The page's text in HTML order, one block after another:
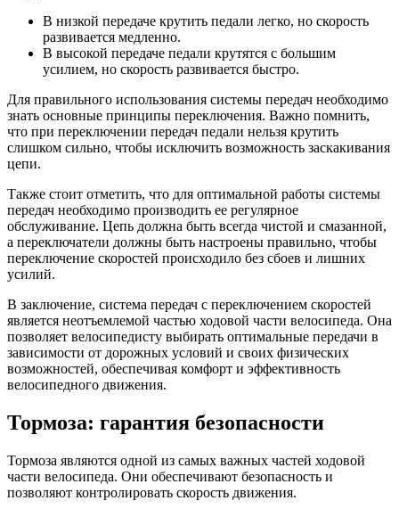
В низкой передаче крутить педали легко, но скорость
развивается медленно.
В высокой передаче педали крутятся с большим
усилием, но скорость развивается быстро.
Для правильного использования системы передач необходимо
знать основные принципы переключения. Важно помнить,
что при переключении передач педали нельзя крутить
слишком сильно, чтобы исключить возможность заскакивания
цепи.
Также стоит отметить, что для оптимальной работы системы
передач необходимо производить ее регулярное
обслуживание. Цепь должна быть всегда чистой и смазанной,
а переключатели должны быть настроены правильно, чтобы
переключение скоростей происходило без сбоев и лишних
усилий.
В заключение, система передач с переключением скоростей
является неотъемлемой частью ходовой части велосипеда. Она
позволяет велосипедисту выбирать оптимальные передачи в
зависимости от дорожных условий и своих физических
возможностей, обеспечивая комфорт и эффективность
велосипедного движения.
Тормоза: гарантия безопасности
Тормоза являются одной из самых важных частей ходовой
части велосипеда. Они обеспечивают безопасность и
позволяют контролировать скорость движения.